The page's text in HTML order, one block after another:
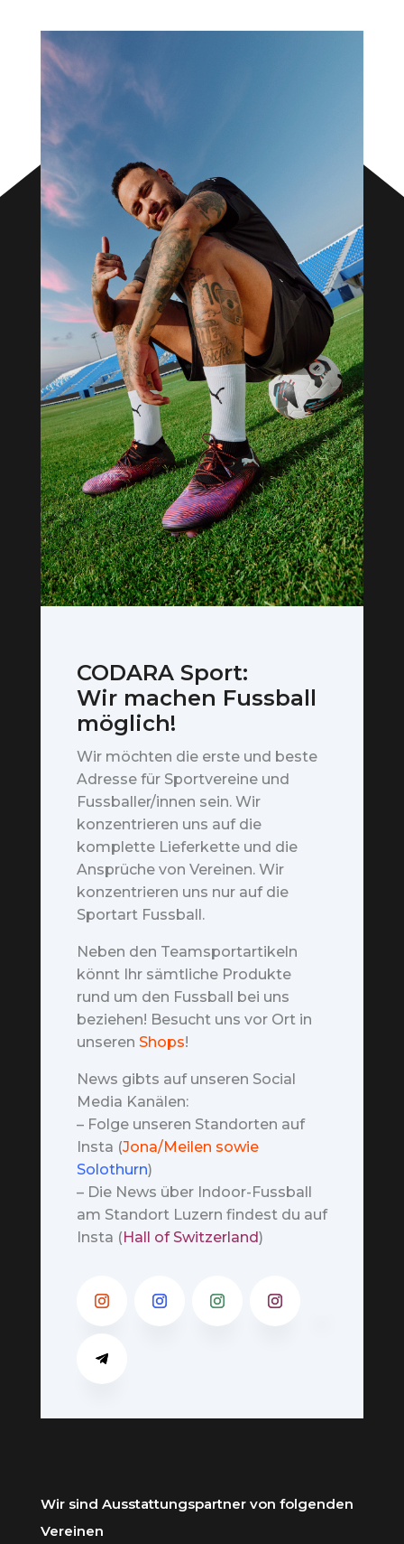
CODARA Sport:
Wir machen Fussball
möglich!
Wir möchten die erste und beste
Adresse für Sportvereine und
Fussballer/innen sein. Wir
konzentrieren uns auf die
komplette Lieferkette und die
Ansprüche von Vereinen. Wir
konzentrieren uns nur auf die
Sportart Fussball.
Neben den Teamsportartikeln
könnt Ihr sämtliche Produkte
rund um den Fussball bei uns
beziehen! Besucht uns vor Ort in
unseren Shops!
News gibts auf unseren Social
Media Kanälen:
– Folge unseren Standorten auf
Insta (Jona/Meilen sowie
Solothurn)
– Die News über Indoor-Fussball
am Standort Luzern findest du auf
Insta (Hall of Switzerland)
Wir sind Ausstattungspartner von folgenden
Vereinen